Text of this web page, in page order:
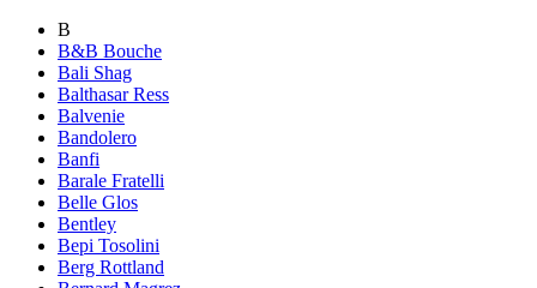
B
B&B Bouche
Bali Shag
Balthasar Ress
Balvenie
Bandolero
Banfi
Barale Fratelli
Belle Glos
Bentley
Bepi Tosolini
Berg Rottland